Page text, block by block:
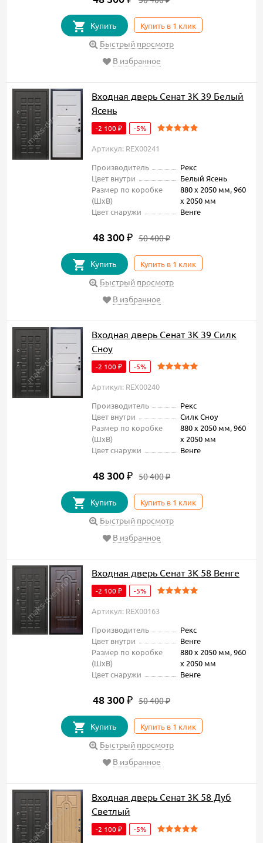
Купить Купить в 1 клик
Быстрый просмотр
В избранное
Входная дверь Сенат 3К 39 Белый
Ясень
-2 100 ₽ -5%
Артикул: REX00241
Производитель
Рекс
Цвет внутри
Белый Ясень
Размер по коробке
(ШxВ)
880 х 2050 мм, 960
х 2050 мм
Цвет снаружи
Венге
48 300 ₽ 50 400₽
Купить Купить в 1 клик
Быстрый просмотр
В избранное
Входная дверь Сенат 3К 39 Силк
Сноу
-2 100 ₽ -5%
Артикул: REX00240
Производитель
Рекс
Цвет внутри
Силк Сноу
Размер по коробке
(ШxВ)
880 х 2050 мм, 960
х 2050 мм
Цвет снаружи
Венге
48 300 ₽ 50 400₽
Купить Купить в 1 клик
Быстрый просмотр
В избранное
Входная дверь Сенат 3К 58 Венге
-2 100 ₽ -5%
Артикул: REX00163
Производитель
Рекс
Цвет внутри
Венге
Размер по коробке
(ШxВ)
880 х 2050 мм, 960
х 2050 мм
Цвет снаружи
Венге
48 300 ₽ 50 400₽
Купить Купить в 1 клик
Быстрый просмотр
В избранное
Входная дверь Сенат 3К 58 Дуб
Светлый
-2 100 ₽ -5%